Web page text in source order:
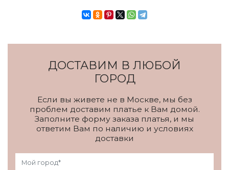
ДОСТАВИМ В ЛЮБОЙ
ГОРОД
Если вы живете не в Москве, мы без
проблем доставим платье к Вам домой.
Заполните форму заказа платья, и мы
ответим Вам по наличию и условиях
доставки